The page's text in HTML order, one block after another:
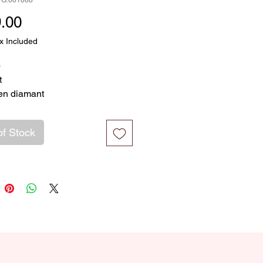
Price
Included
diamant
Stock